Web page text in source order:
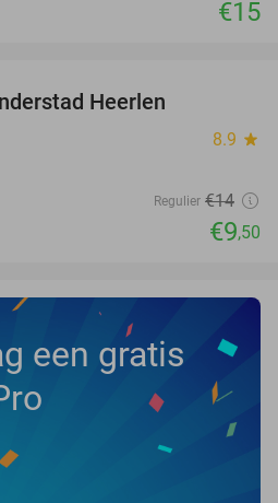
€15
Heerlen
8.9 star
Regulier €14
€9,50
een gratis